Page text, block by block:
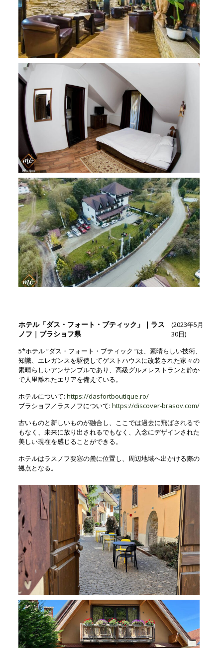
ホテル「ダス・フォート・ブティック」｜ラス
ノフ｜ブラショフ県
(2023年5月
30日)
5*ホテル “ダス・フォート・ブティック “は、素晴らしい技術、
知識、エレガンスを駆使してゲストハウスに改装された家々の
素晴らしいアンサンブルであり、高級グルメレストランと静か
で人里離れたエリアを備えている。
ホテルについて: https://dasfortboutique.ro/
ブラショフ／ラスノフについて: https://discover-brasov.com/
古いものと新しいものが融合し、ここでは過去に飛ばされるで
もなく、未来に放り出されるでもなく、入念にデザインされた
美しい現在を感じることができる。
ホテルはラスノフ要塞の麓に位置し、周辺地域へ出かける際の
拠点となる。